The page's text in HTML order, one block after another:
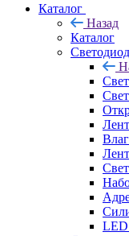
Каталог
Назад
Каталог
LED